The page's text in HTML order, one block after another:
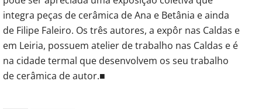
integra peças de cerâmica de Ana e Betânia e ainda
de Filipe Faleiro. Os três autores, a expôr nas Caldas e
em Leiria, possuem atelier de trabalho nas Caldas e é
na cidade termal que desenvolvem os seu trabalho
de cerâmica de autor.■